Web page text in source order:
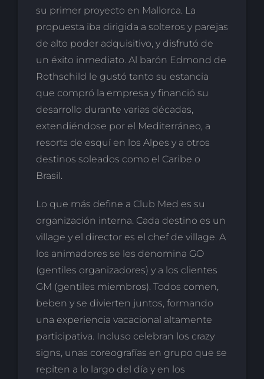
su primer proyecto en Mallorca. La
propuesta iba dirigida a solteros y parejas
de alto poder adquisitivo, y disfrutó de
un éxito inmediato. Al barón Edmond de
Rothschild le gustó tanto su estancia
que compró la empresa y financió su
desarrollo durante varias décadas,
extendiéndose por el Mediterráneo, a
resorts de esquí en los Alpes y a otros
destinos soleados como el Caribe o
Brasil.
Lo que más define a Club Med es su
organización interna. Cada destino es un
village y el director es el chef de village. A
los animadores se les denomina GO
(gentiles organizadores) y a los clientes
GM (gentiles miembros). Todos comen,
beben y se divierten juntos, formando
una experiencia vacacional altamente
participativa. Incluso celebran los crazy
signs, unas coreografías en grupo que se
repiten a lo largo del día y en los